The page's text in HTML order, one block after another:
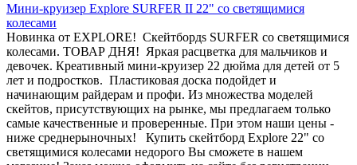
Мини-круизер Explore SURFER II 22" со светящимися
колесами
Новинка от EXPLORE! Cкейтбордs SURFER со светящимися
колесами. ТОВАР ДНЯ! Яркая расцветка для мальчиков и
девочек. Креативный мини-круизер 22 дюйма для детей от 5
лет и подростков. Пластиковая доска подойдет и
начинающим райдерам и профи. Из множества моделей
скейтов, присутствующих на рынке, мы предлагаем только
самые качественные и проверенные. При этом наши цены -
ниже среднерыночных! Купить скейтборд Explore 22" со
светящимися колесами недорого Вы сможете в нашем